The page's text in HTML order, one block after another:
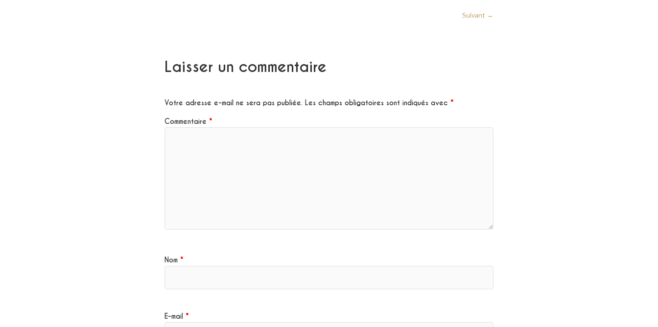
Suivant →
Laisser un commentaire
Votre adresse e-mail ne sera pas publiée. Les champs obligatoires sont indiqués avec *
Commentaire *
Nom *
E-mail *